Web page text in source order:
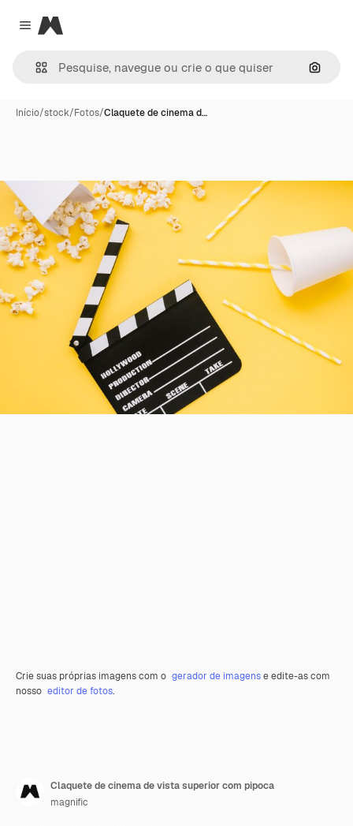
Close menu
Magnific
Início/stock/Fotos/Claquete de cinema d…
Crie suas próprias imagens com o gerador de imagense edite-as com
nosso editor de fotos.
Claquete de cinema de vista superior com pipoca
magnific